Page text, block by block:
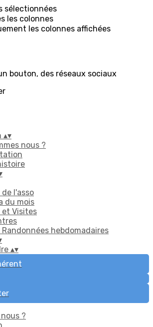
sélectionnées
les colonnes
les colonnes affichées
bouton, des réseaux sociaux
▴▾
nous ?
l'asso
du mois
et Visites
hebdomadaires
▴▾
?